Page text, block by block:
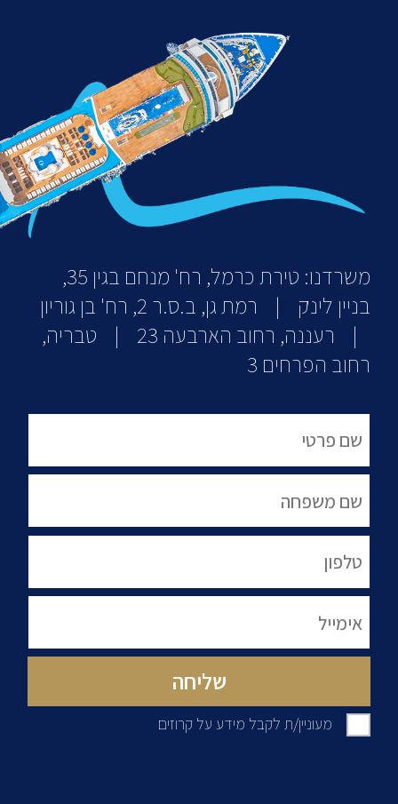
משרדנו: טירת כרמל, רח' מנחם בגין 35,
בניין לינק | רמת גן, ב.ס.ר 2, רח' בן גוריון
| רעננה, רחוב הארבעה 23 | טבריה,
רחוב הפרחים 3
מעוניין/ת לקבל מידע על קרוזים